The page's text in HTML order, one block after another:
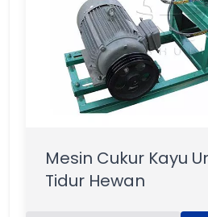
Mesin Cukur Kayu
Tidur Hewan